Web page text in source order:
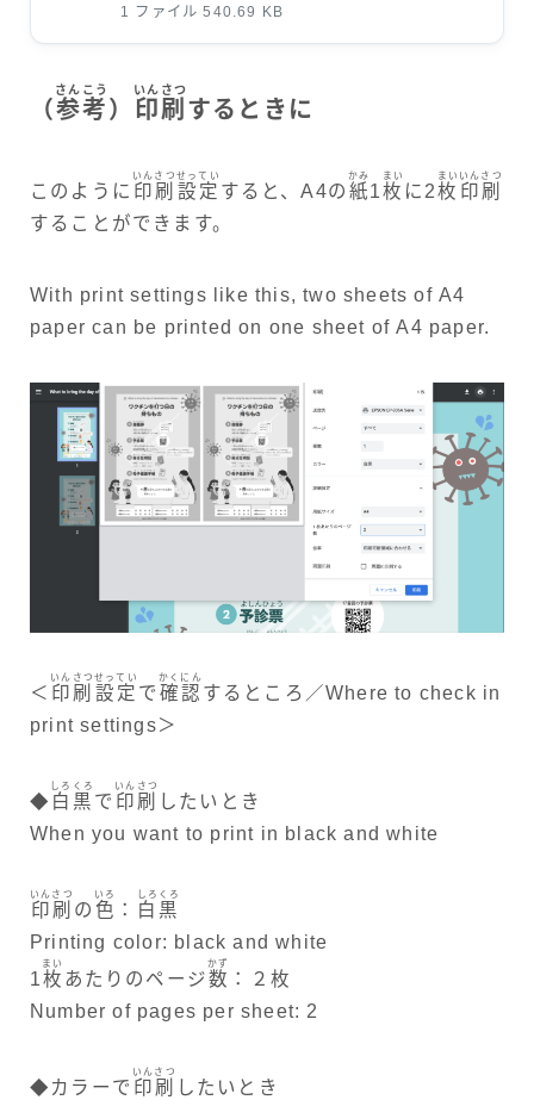
1 ファイル540.69 KB
（参考
さんこう
） 印刷
いんさつ
するときに
このように 印刷
いんさつ
設定
せってい
すると、A4の 紙
かみ
1枚
まい
に2枚
まい
印刷
いんさつ
することができます。
With print settings like this, two sheets of A4
paper can be printed on one sheet of A4 paper.
＜ 印刷
いんさつ
設定
せってい
で 確認
かくにん
するところ／Where to check in
print settings＞
◆ 白黒
しろくろ
で 印刷
いんさつ
したいとき
When you want to print in black and white
印刷
いんさつ
の 色
いろ
： 白黒
しろくろ
Printing color: black and white
1枚
まい
あたりのページ数
かず
：２枚
Number of pages per sheet: 2
◆カラーで 印刷
いんさつ
したいとき